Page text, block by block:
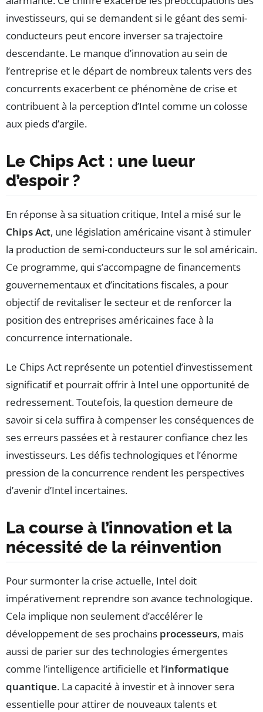
investisseurs, qui se demandent si le géant des semi-
conducteurs peut encore inverser sa trajectoire
descendante. Le manque d’innovation au sein de
l’entreprise et le départ de nombreux talents vers des
concurrents exacerbent ce phénomène de crise et
contribuent à la perception d’Intel comme un colosse
aux pieds d’argile.
Le Chips Act : une lueur
d’espoir ?
En réponse à sa situation critique, Intel a misé sur le
Chips Act, une législation américaine visant à stimuler
la production de semi-conducteurs sur le sol américain.
Ce programme, qui s’accompagne de financements
gouvernementaux et d’incitations fiscales, a pour
objectif de revitaliser le secteur et de renforcer la
position des entreprises américaines face à la
concurrence internationale.
Le Chips Act représente un potentiel d’investissement
significatif et pourrait offrir à Intel une opportunité de
redressement. Toutefois, la question demeure de
savoir si cela suffira à compenser les conséquences de
ses erreurs passées et à restaurer confiance chez les
investisseurs. Les défis technologiques et l’énorme
pression de la concurrence rendent les perspectives
d’avenir d’Intel incertaines.
La course à l’innovation et la
nécessité de la réinvention
Pour surmonter la crise actuelle, Intel doit
impérativement reprendre son avance technologique.
Cela implique non seulement d’accélérer le
développement de ses prochains processeurs, mais
aussi de parier sur des technologies émergentes
comme l’intelligence artificielle et l’informatique
quantique. La capacité à investir et à innover sera
essentielle pour attirer de nouveaux talents et